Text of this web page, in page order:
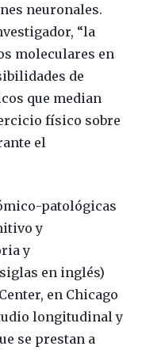
neuronales.
“la
moleculares en
de
que median
físico sobre
el
patológicas
y
y
en inglés)
en Chicago
longitudinal y
se prestan a